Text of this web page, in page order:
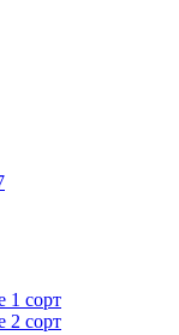
1 сорт
2 сорт